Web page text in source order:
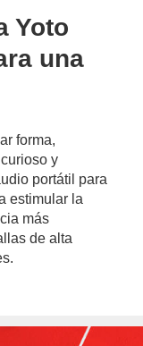
Yoto
una
forma,
y
portátil para
estimular la
más
de alta
redaccion/